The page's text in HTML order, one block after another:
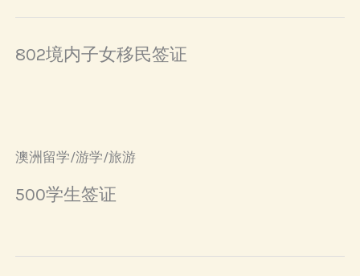
802境内子女移民签证
澳洲留学/游学/旅游
500学生签证